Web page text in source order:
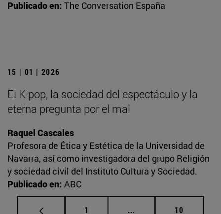
Publicado en: The Conversation España
15 | 01 | 2026
El K-pop, la sociedad del espectáculo y la
eterna pregunta por el mal
Raquel Cascales
Profesora de Ética y Estética de la Universidad de
Navarra, así como investigadora del grupo Religión
y sociedad civil del Instituto Cultura y Sociedad.
Publicado en: ABC
Página
1 ... Páginas intermedias
Página
10